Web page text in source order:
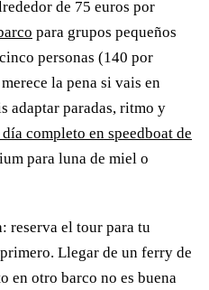
de 75 euros por
para grupos pequeños
personas (140 por
la pena si vais en
adaptar paradas, ritmo y
completo en speedboat de
para luna de miel o
reserva el tour para tu
Llegar de un ferry de
en otro barco no es buena